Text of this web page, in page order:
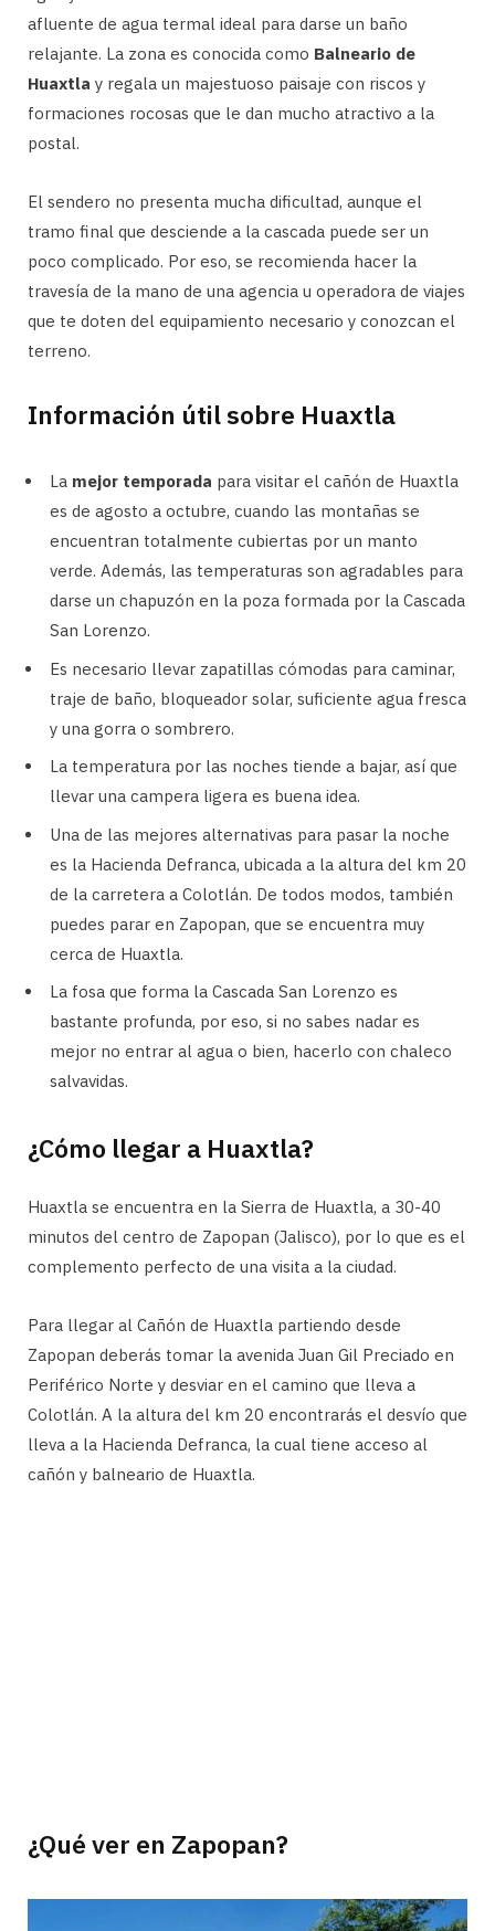
afluente de agua termal ideal para darse un baño
relajante. La zona es conocida como Balneario de
Huaxtla y regala un majestuoso paisaje con riscos y
formaciones rocosas que le dan mucho atractivo a la
postal.
El sendero no presenta mucha dificultad, aunque el
tramo final que desciende a la cascada puede ser un
poco complicado. Por eso, se recomienda hacer la
travesía de la mano de una agencia u operadora de viajes
que te doten del equipamiento necesario y conozcan el
terreno.
Información útil sobre Huaxtla
La mejor temporada para visitar el cañón de Huaxtla
es de agosto a octubre, cuando las montañas se
encuentran totalmente cubiertas por un manto
verde. Además, las temperaturas son agradables para
darse un chapuzón en la poza formada por la Cascada
San Lorenzo.
Es necesario llevar zapatillas cómodas para caminar,
traje de baño, bloqueador solar, suficiente agua fresca
y una gorra o sombrero.
La temperatura por las noches tiende a bajar, así que
llevar una campera ligera es buena idea.
Una de las mejores alternativas para pasar la noche
es la Hacienda Defranca, ubicada a la altura del km 20
de la carretera a Colotlán. De todos modos, también
puedes parar en Zapopan, que se encuentra muy
cerca de Huaxtla.
La fosa que forma la Cascada San Lorenzo es
bastante profunda, por eso, si no sabes nadar es
mejor no entrar al agua o bien, hacerlo con chaleco
salvavidas.
¿Cómo llegar a Huaxtla?
Huaxtla se encuentra en la Sierra de Huaxtla, a 30-40
minutos del centro de Zapopan (Jalisco), por lo que es el
complemento perfecto de una visita a la ciudad.
Para llegar al Cañón de Huaxtla partiendo desde
Zapopan deberás tomar la avenida Juan Gil Preciado en
Periférico Norte y desviar en el camino que lleva a
Colotlán. A la altura del km 20 encontrarás el desvío que
lleva a la Hacienda Defranca, la cual tiene acceso al
cañón y balneario de Huaxtla.
¿Qué ver en Zapopan?